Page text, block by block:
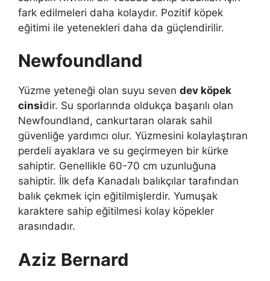
fark edilmeleri daha kolaydır. Pozitif köpek
eğitimi ile yetenekleri daha da güçlendirilir.
Newfoundland
Yüzme yeteneği olan suyu seven dev köpek
cinsidir. Su sporlarında oldukça başarılı olan
Newfoundland, cankurtaran olarak sahil
güvenliğe yardımcı olur. Yüzmesini kolaylaştıran
perdeli ayaklara ve su geçirmeyen bir kürke
sahiptir. Genellikle 60-70 cm uzunluğuna
sahiptir. İlk defa Kanadalı balıkçılar tarafından
balık çekmek için eğitilmişlerdir. Yumuşak
karaktere sahip eğitilmesi kolay köpekler
arasındadır.
Aziz Bernard